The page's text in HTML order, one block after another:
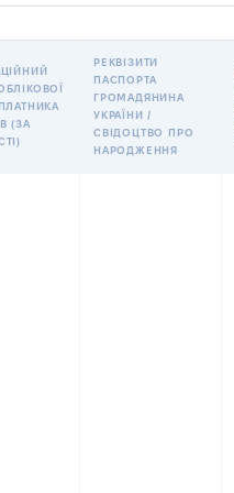
(ЗА
РЕКВІЗИТИ
ПАСПОРТА
ГРОМАДЯНИНА
УКРАЇНИ /
СВІДОЦТВО ПРО
НАРОДЖЕННЯ